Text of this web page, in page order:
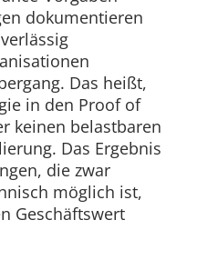
dokumentieren
Das heißt,
in den Proof of
keinen belastbaren
Das Ergebnis
die zwar
möglich ist,
Geschäftswert